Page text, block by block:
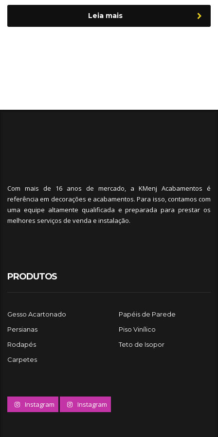
Leia mais
Com mais de 16 anos de mercado, a KMenj Acabamentos é
referência em decorações e acabamentos. Para isso, contamos com
uma equipe altamente qualificada e preparada para prestar os
melhores serviços de venda e instalação.
PRODUTOS
Gesso Acartonado
Papéis de Parede
Persianas
Piso Vinílico
Rodapés
Teto de Isopor
Carpetes
Instagram Instagram